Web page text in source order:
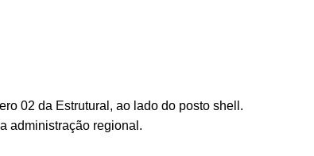
02 da Estrutural, ao lado do posto shell.
administração regional.